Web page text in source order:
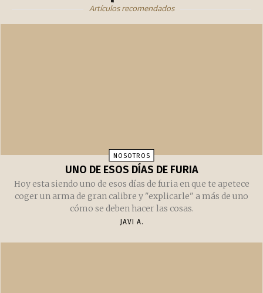
Artículos recomendados
NOSOTROS
UNO DE ESOS DÍAS DE FURIA
Hoy esta siendo uno de esos días de furia en que te apetece
coger un arma de gran calibre y "explicarle" a más de uno
cómo se deben hacer las cosas.
JAVI A.